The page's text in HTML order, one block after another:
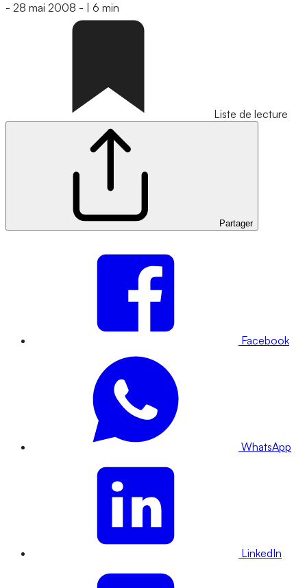
- 28 mai 2008 - 6 min
Liste de lecture
Partager
Facebook
WhatsApp
LinkedIn